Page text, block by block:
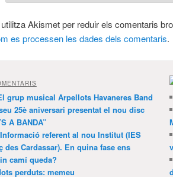
Akismet per reduir els comentaris
es processen les dades dels comentaris.
grup musical Arpellots Havaneres Band
25è aniversari presentat el nou disc
A BANDA”
Informació referent al nou Institut (IES
des Cardassar). En quina fase ens
camí queda?
perduts: memeu